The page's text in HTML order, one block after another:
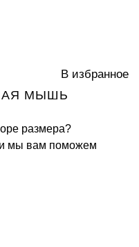
В избранное
МЫШЬ
размера?
мы вам поможем